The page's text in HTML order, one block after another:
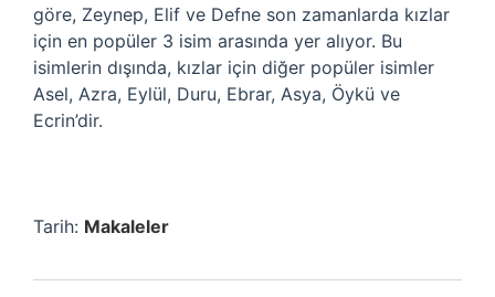
göre, Zeynep, Elif ve Defne son zamanlarda kızlar
için en popüler 3 isim arasında yer alıyor. Bu
isimlerin dışında, kızlar için diğer popüler isimler
Asel, Azra, Eylül, Duru, Ebrar, Asya, Öykü ve
Ecrin’dir.
Tarih: Makaleler